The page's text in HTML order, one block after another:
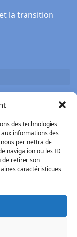
des technologies
informations des
permettra de
navigation ou les ID
de retirer son
caractéristiques
la transition
Atelier de